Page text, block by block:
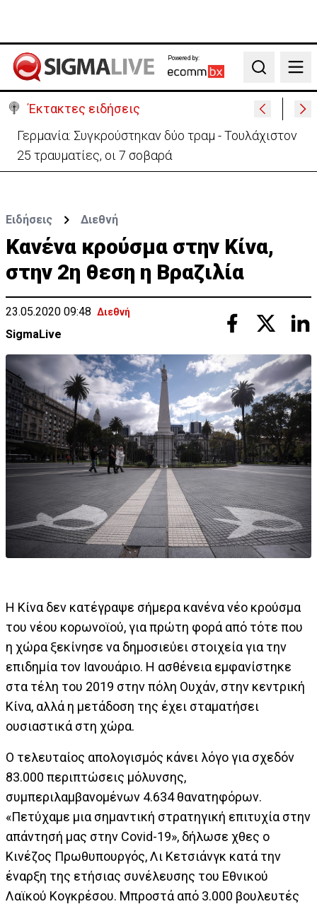
Powered by:
Search
Έκτακτες ειδήσεις
Γερμανία: Συγκρούστηκαν δύο τραμ - Τουλάχιστον
25 τραυματίες, οι 7 σοβαρά
Ειδήσεις Διεθνή
Κανένα κρούσμα στην Κίνα,
στην 2η θεση η Βραζιλία
23.05.2020 09:48 Διεθνή
SigmaLive
Η Κίνα δεν κατέγραψε σήμερα κανένα νέο κρούσμα
του νέου κορωνοϊού, για πρώτη φορά από τότε που
η χώρα ξεκίνησε να δημοσιεύει στοιχεία για την
επιδημία τον Ιανουάριο. Η ασθένεια εμφανίστηκε
στα τέλη του 2019 στην πόλη Ουχάν, στην κεντρική
Κίνα, αλλά η μετάδοση της έχει σταματήσει
ουσιαστικά στη χώρα.
Ο τελευταίος απολογισμός κάνει λόγο για σχεδόν
83.000 περιπτώσεις μόλυνσης,
συμπεριλαμβανομένων 4.634 θανατηφόρων.
«Πετύχαμε μια σημαντική στρατηγική επιτυχία στην
απάντησή μας στην Covid-19», δήλωσε χθες ο
Κινέζος Πρωθυπουργός, Λι Κετσιάνγκ κατά την
έναρξη της ετήσιας συνέλευσης του Εθνικού
Λαϊκού Κογκρέσου. Μπροστά από 3.000 βουλευτές